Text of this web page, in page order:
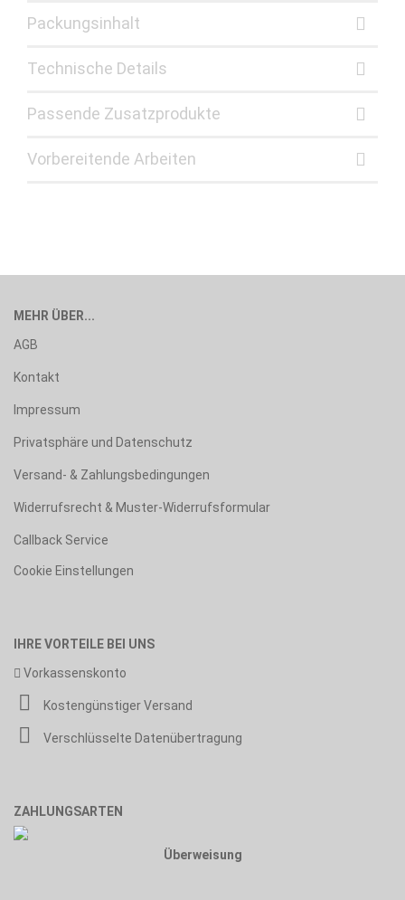
Packungsinhalt
Technische Details
Passende Zusatzprodukte
Vorbereitende Arbeiten
MEHR ÜBER...
AGB
Kontakt
Impressum
Privatsphäre und Datenschutz
Versand- & Zahlungsbedingungen
Widerrufsrecht & Muster-Widerrufsformular
Callback Service
Cookie Einstellungen
IHRE VORTEILE BEI UNS
Vorkassenskonto
Kostengünstiger Versand
Verschlüsselte Datenübertragung
ZAHLUNGSARTEN
Überweisung